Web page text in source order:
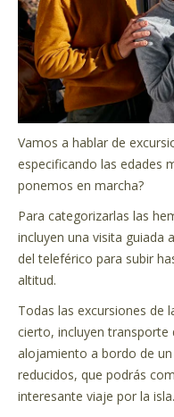
Vamos a hablar de
especificando las edades
ponemos en marcha?
Para categorizarlas las
incluyen una visita guiada
del teleférico para subir
altitud.
Todas las excursiones de
cierto, incluyen transporte
alojamiento a bordo de
reducidos, que podrás
interesante viaje por la isla.